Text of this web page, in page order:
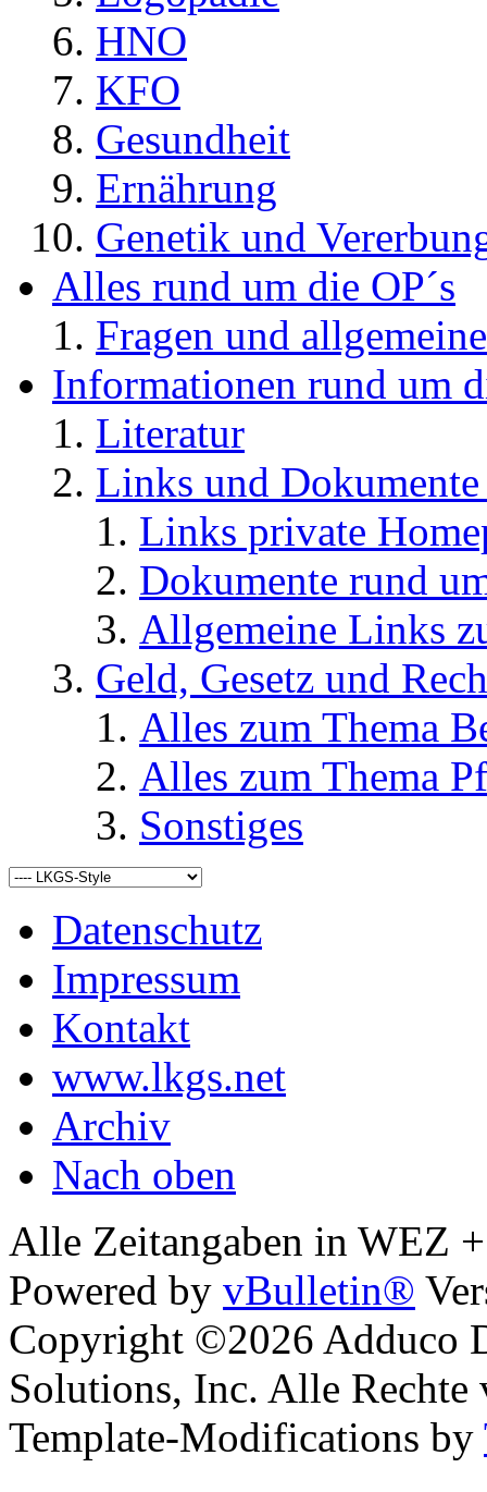
HNO
KFO
Gesundheit
Ernährung
Genetik und
Alles rund um die OP´s
Fragen und
Informationen rund um
Literatur
Links und
Links private
Dokumente rund
Allgemeine Links
Geld, Gesetz und
Alles zum Thema
Alles zum Thema
Sonstiges
Datenschutz
Impressum
Kontakt
www.lkgs.net
Archiv
Nach oben
Alle Zeitangaben in WEZ
Powered by vBulletin®
Copyright ©2026 Adduco
Solutions, Inc. Alle Rechte
Template-Modifications by